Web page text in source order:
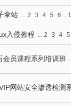
拿站 ... 2 3 4 5 6 ..
入侵教程 ... 2 3 4 5
会员课程系列培训班
网站安全渗透检测